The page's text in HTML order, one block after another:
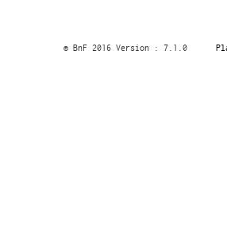
© BnF 2016 Version : 7.1.0